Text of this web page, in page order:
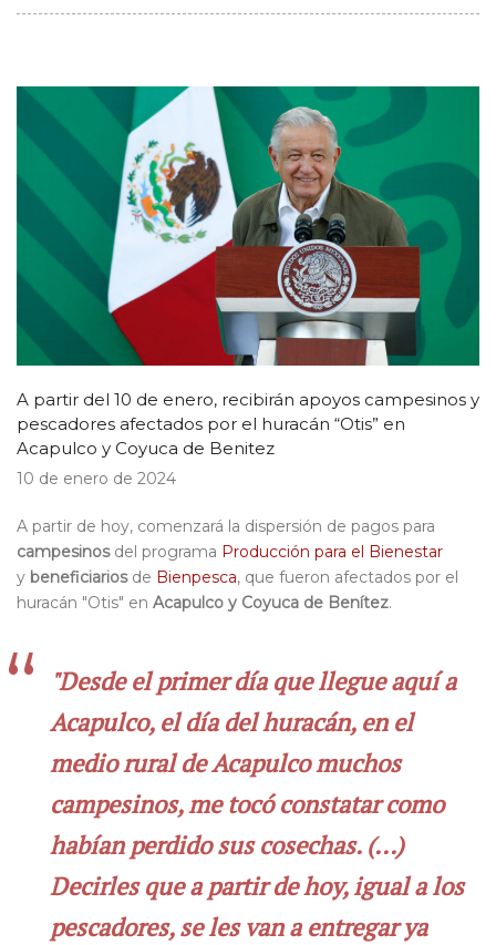
A partir del 10 de enero, recibirán apoyos campesinos y
pescadores afectados por el huracán “Otis” en
Acapulco y Coyuca de Benitez
10 de enero de 2024
A partir de hoy, comenzará la dispersión de pagos para
campesinos del programa Producción para el Bienestar
y beneficiariosde Bienpesca, que fueron afectados por el
huracán "Otis" en Acapulco y Coyuca de Benítez.
"Desde el primer día que llegue aquí a
Acapulco, el día del huracán, en el
medio rural de Acapulco muchos
campesinos, me tocó constatar como
habían perdido sus cosechas. (...)
Decirles que a partir de hoy, igual a los
pescadores, se les van a entregar ya